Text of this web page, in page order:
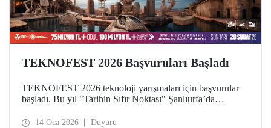
TEKNOFEST 2026 Başvuruları Başladı
TEKNOFEST 2026 teknoloji yarışmaları için başvurular
başladı. Bu yıl "Tarihin Sıfır Noktası" Şanlıurfa’da
Şubat! Katılımın ücretsiz olduğu TEKNOFEST Teknoloji
14 Oca 2026 Duyuru